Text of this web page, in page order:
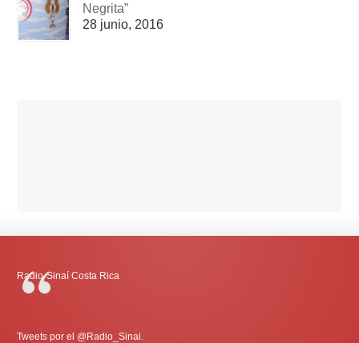
Negrita”
28 junio, 2016
Radio-Sinaí Costa Rica
Tweets por el @Radio_Sinai.